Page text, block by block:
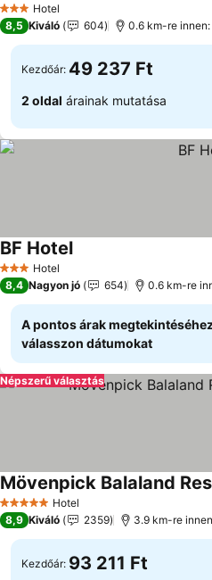
3 Kategória
Hotel
8,5 Kiváló 604 0.6 km-re
Kezdőár: 49 237 Ft
2 oldal árainak mutatása
3 Kategória
Hotel
BF Hotel
8,4 Nagyon jó 654 0.6 km-re
A pontos árak
válasszon dátumokat
Népszerű választás
5 KategóriaHotel
Mövenpick Balaland
8,9 Kiváló 2359 3.9 km-re
Kezdőár: 93 211 Ft